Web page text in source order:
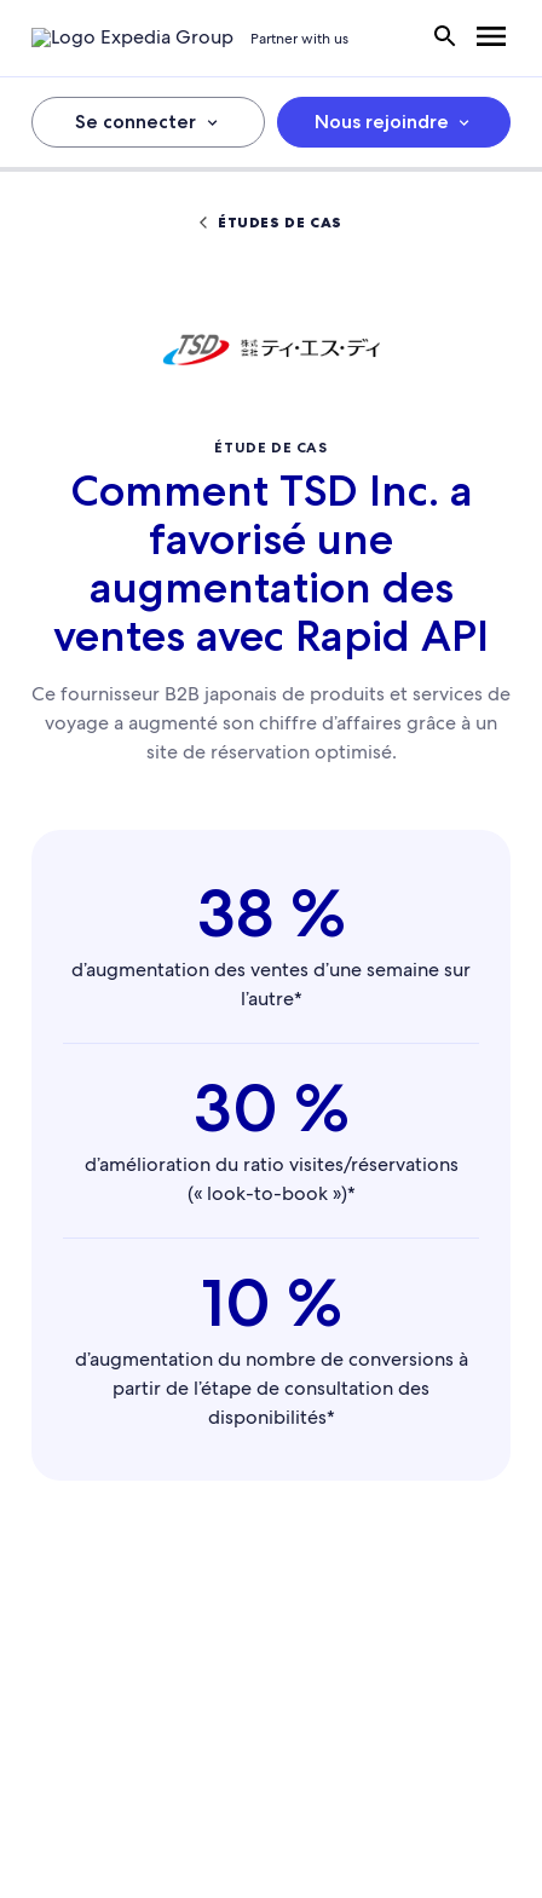
Partner with us
Se connecter Nous rejoindre
ÉTUDES DE CAS
ÉTUDE DE CAS
Comment TSD Inc. a
favorisé une
augmentation des
ventes avec Rapid API
Ce fournisseur B2B japonais de produits et services de
voyage a augmenté son chiffre d’affaires grâce à un
site de réservation optimisé.
38 %
d’augmentation des ventes d’une semaine sur
l’autre*
30 %
d’amélioration du ratio visites/réservations
(« look-to-book »)*
10 %
d’augmentation du nombre de conversions à
partir de l’étape de consultation des
disponibilités*